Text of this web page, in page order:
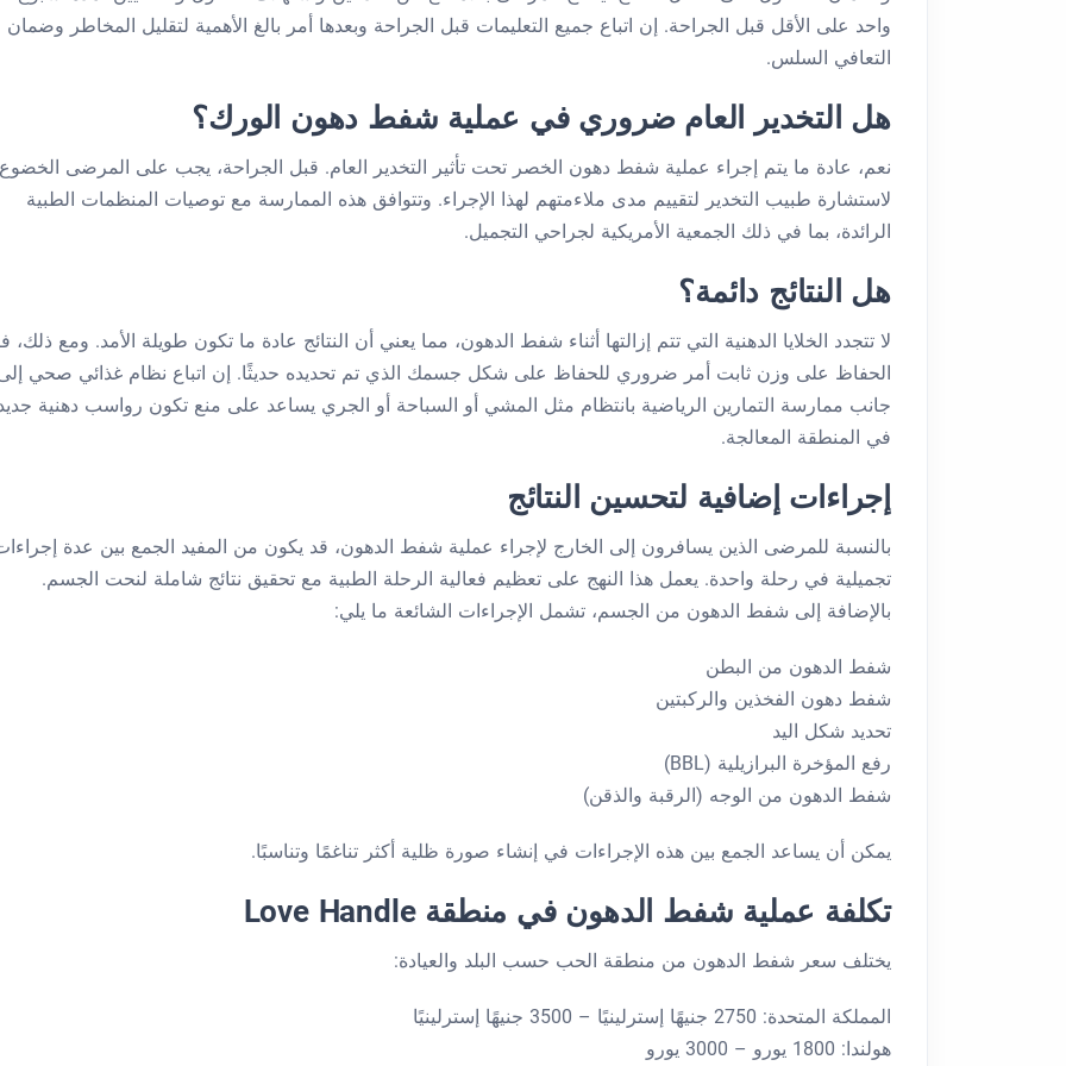
واحد على الأقل قبل الجراحة. إن اتباع جميع التعليمات قبل الجراحة وبعدها أمر بالغ الأهمية لتقليل المخاطر وضمان
التعافي السلس.
هل التخدير العام ضروري في عملية شفط دهون الورك؟
نعم، عادة ما يتم إجراء عملية شفط دهون الخصر تحت تأثير التخدير العام. قبل الجراحة، يجب على المرضى الخضوع
لاستشارة طبيب التخدير لتقييم مدى ملاءمتهم لهذا الإجراء. وتتوافق هذه الممارسة مع توصيات المنظمات الطبية
الرائدة، بما في ذلك الجمعية الأمريكية لجراحي التجميل.
هل النتائج دائمة؟
لا تتجدد الخلايا الدهنية التي تتم إزالتها أثناء شفط الدهون، مما يعني أن النتائج عادة ما تكون طويلة الأمد. ومع ذلك،
الحفاظ على وزن ثابت أمر ضروري للحفاظ على شكل جسمك الذي تم تحديده حديثًا. إن اتباع نظام غذائي صحي
جانب ممارسة التمارين الرياضية بانتظام مثل المشي أو السباحة أو الجري يساعد على منع تكون رواسب دهنية
في المنطقة المعالجة.
إجراءات إضافية لتحسين النتائج
بالنسبة للمرضى الذين يسافرون إلى الخارج لإجراء عملية شفط الدهون، قد يكون من المفيد الجمع بين عدة
تجميلية في رحلة واحدة. يعمل هذا النهج على تعظيم فعالية الرحلة الطبية مع تحقيق نتائج شاملة لنحت الجسم.
بالإضافة إلى شفط الدهون من الجسم، تشمل الإجراءات الشائعة ما يلي:
شفط الدهون من البطن
شفط دهون الفخذين والركبتين
تحديد شكل اليد
رفع المؤخرة البرازيلية (BBL)
شفط الدهون من الوجه (الرقبة والذقن)
يمكن أن يساعد الجمع بين هذه الإجراءات في إنشاء صورة ظلية أكثر تناغمًا وتناسبًا.
تكلفة عملية شفط الدهون في منطقة Love Handle
يختلف سعر شفط الدهون من منطقة الحب حسب البلد والعيادة:
المملكة المتحدة: 2750 جنيهًا إسترلينيًا – 3500 جنيهًا إسترلينيًا
هولندا: 1800 يورو – 3000 يورو